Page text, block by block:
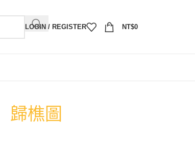
LOGIN / REGISTER NT$0
歸樵圖